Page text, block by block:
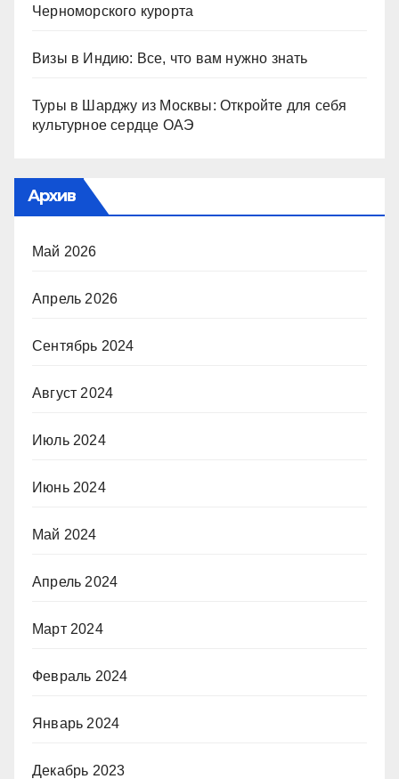
Черноморского курорта
Визы в Индию: Все, что вам нужно знать
Туры в Шарджу из Москвы: Откройте для себя
культурное сердце ОАЭ
Архив
Май 2026
Апрель 2026
Сентябрь 2024
Август 2024
Июль 2024
Июнь 2024
Май 2024
Апрель 2024
Март 2024
Февраль 2024
Январь 2024
Декабрь 2023